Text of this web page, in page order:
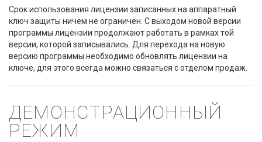
Срок использования лицензии записанных на аппаратный
ключ защиты ничем не ограничен. С выходом новой версии
программы лицензии продолжают работать в рамках той
версии, которой записывались. Для перехода на новую
версию программы необходимо обновлять лицензии на
ключе, для этого всегда можно связаться с отделом продаж.
ДЕМОНСТРАЦИОННЫЙ
РЕЖИМ